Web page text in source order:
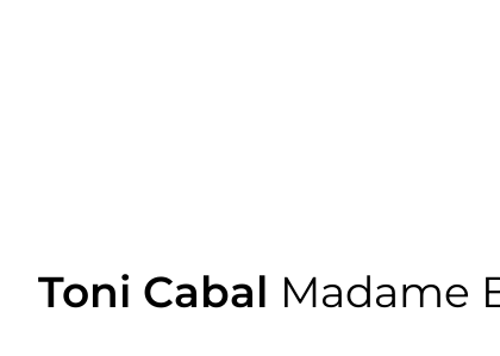
Toni Cabal Madame